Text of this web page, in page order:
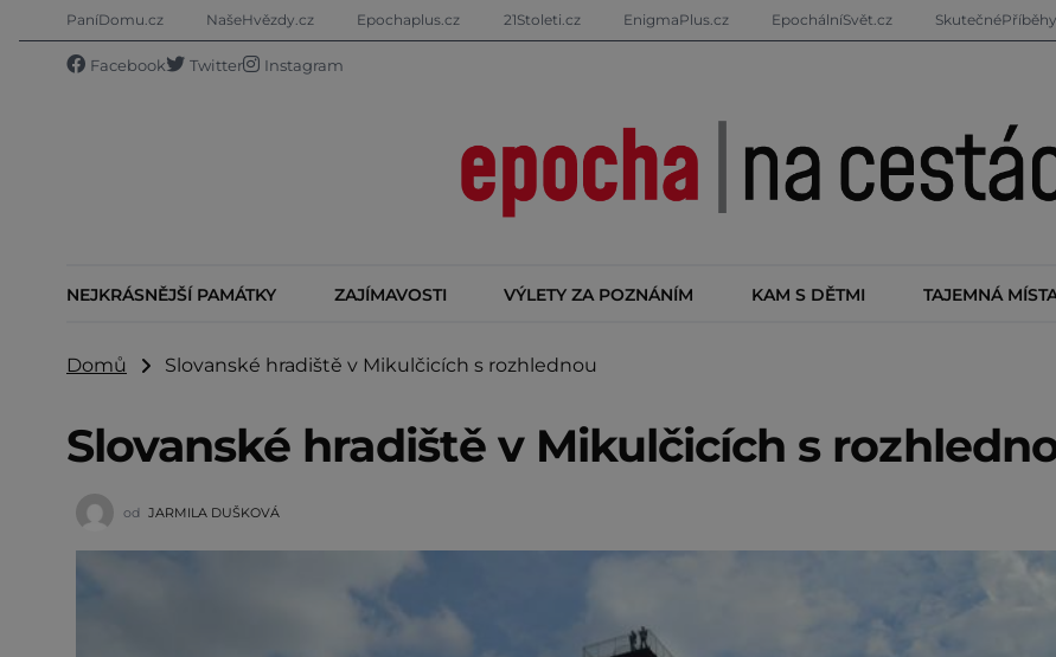
PaníDomu.cz NašeHvězdy.cz Epochaplus.cz 21Stoleti.cz EnigmaPlus.cz EpochálníSvět.cz
Facebook Twitter Instagram
NEJKRÁSNĚJŠÍ PAMÁTKY ZAJÍMAVOSTI VÝLETY ZA POZNÁNÍM KAM S DĚTMI TAJEMNÁ
Domů Slovanské hradiště v Mikulčicích s rozhlednou
Slovanské hradiště v Mikulčicích s
od JARMILA DUŠKOVÁ